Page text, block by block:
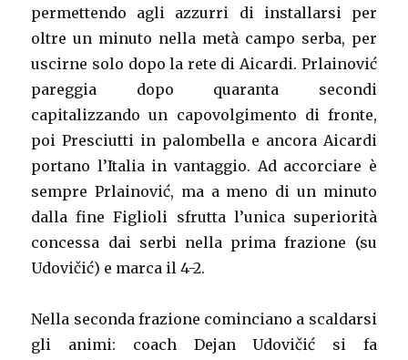
permettendo agli azzurri di installarsi per
oltre un minuto nella metà campo serba, per
uscirne solo dopo la rete di Aicardi. Prlainović
pareggia dopo quaranta secondi
capitalizzando un capovolgimento di fronte,
poi Presciutti in palombella e ancora Aicardi
portano l’Italia in vantaggio. Ad accorciare è
sempre Prlainović, ma a meno di un minuto
dalla fine Figlioli sfrutta l’unica superiorità
concessa dai serbi nella prima frazione (su
Udovičić) e marca il 4-2.
Nella seconda frazione cominciano a scaldarsi
gli animi: coach Dejan Udovičić si fa